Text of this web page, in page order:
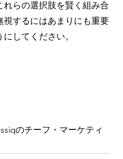
らの選択肢を賢く組み合
するにはあまりにも重要
してください。
のチーフ・マーケティ